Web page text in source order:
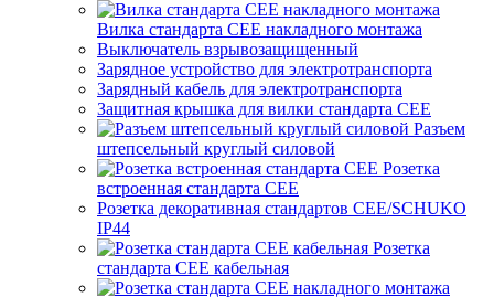
Вилка стандарта CEE накладного монтажа
Выключатель взрывозащищенный
Зарядное устройство для электротранспорта
Зарядный кабель для электротранспорта
Защитная крышка для вилки стандарта CEE
Разъем
штепсельный круглый силовой
Розетка
встроенная стандарта CEE
Розетка декоративная стандартов CEE/SCHUKO
IP44
Розетка
стандарта СЕЕ кабельная